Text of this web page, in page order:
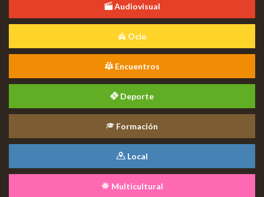
Audiovisual
Ocio
Encuentros
Deporte
Formación
Local
Multicultural